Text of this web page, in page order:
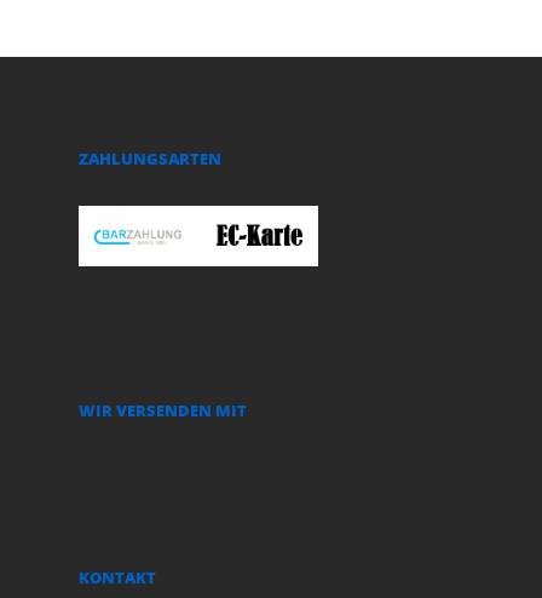
ZAHLUNGSARTEN
WIR VERSENDEN MIT
KONTAKT